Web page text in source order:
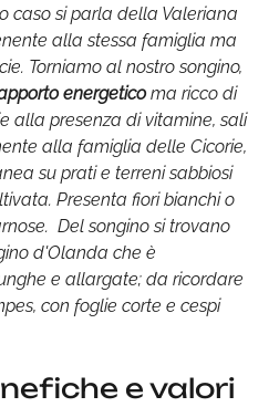
caso si parla della Valeriana
alla stessa famiglia ma
Torniamo al nostro songino,
energeticoma ricco di
alla presenza di vitamine, sali
alla famiglia delle Cicorie,
su prati e terreni sabbiosi
Presenta fiori bianchi o
Del songino si trovano
d'Olanda che è
e allargate; da ricordare
con foglie corte e cespi
e valori